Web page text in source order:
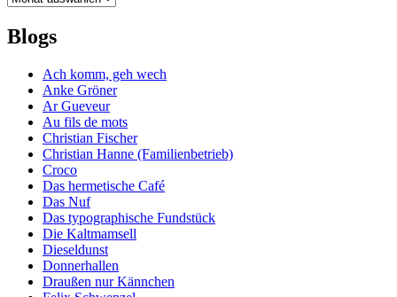
Blogs
Ach komm, geh wech
Anke Gröner
Ar Gueveur
Au fils de mots
Christian Fischer
Christian Hanne (Familienbetrieb)
Croco
Das hermetische Café
Das Nuf
Das typographische Fundstück
Die Kaltmamsell
Dieseldunst
Donnerhallen
Draußen nur Kännchen